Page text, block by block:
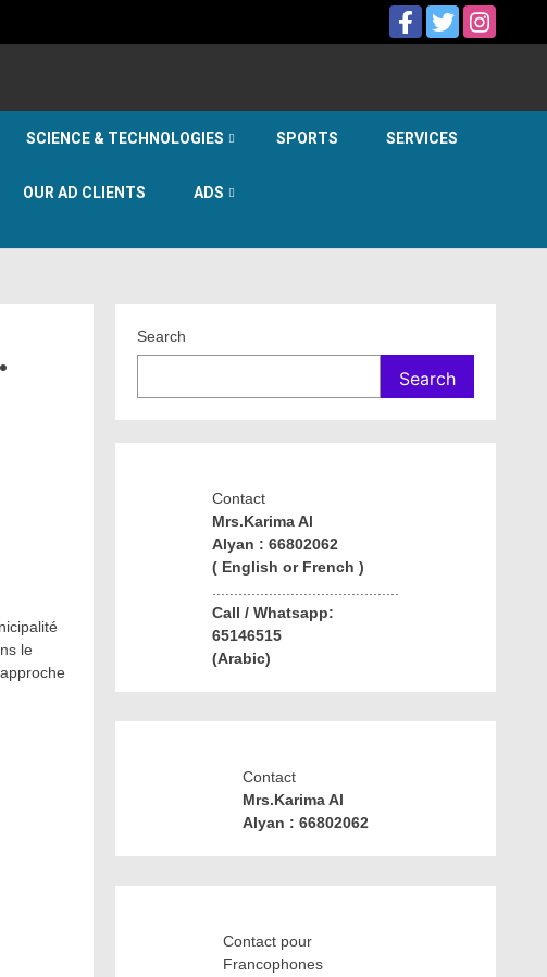
SCIENCE & TECHNOLOGIES SPORTS SERVICES
OUR AD CLIENTS ADS
le
Search
Search
Contact
Mrs.Karima Al
Alyan : 66802062
( English or French )
...........................................
Call / Whatsapp:
65146515
(Arabic)
Contact
Mrs.Karima Al
Alyan : 66802062
Contact pour
Francophones